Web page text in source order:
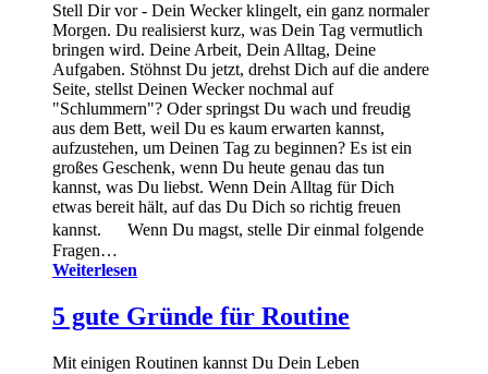
Stell Dir vor - Dein Wecker klingelt, ein ganz normaler
Morgen. Du realisierst kurz, was Dein Tag vermutlich
bringen wird. Deine Arbeit, Dein Alltag, Deine
Aufgaben. Stöhnst Du jetzt, drehst Dich auf die andere
Seite, stellst Deinen Wecker nochmal auf
"Schlummern"? Oder springst Du wach und freudig
aus dem Bett, weil Du es kaum erwarten kannst,
aufzustehen, um Deinen Tag zu beginnen? Es ist ein
großes Geschenk, wenn Du heute genau das tun
kannst, was Du liebst. Wenn Dein Alltag für Dich
etwas bereit hält, auf das Du Dich so richtig freuen
kannst. Wenn Du magst, stelle Dir einmal folgende
Fragen…
Weiterlesen
5 gute Gründe für Routine
Mit einigen Routinen kannst Du Dein Leben